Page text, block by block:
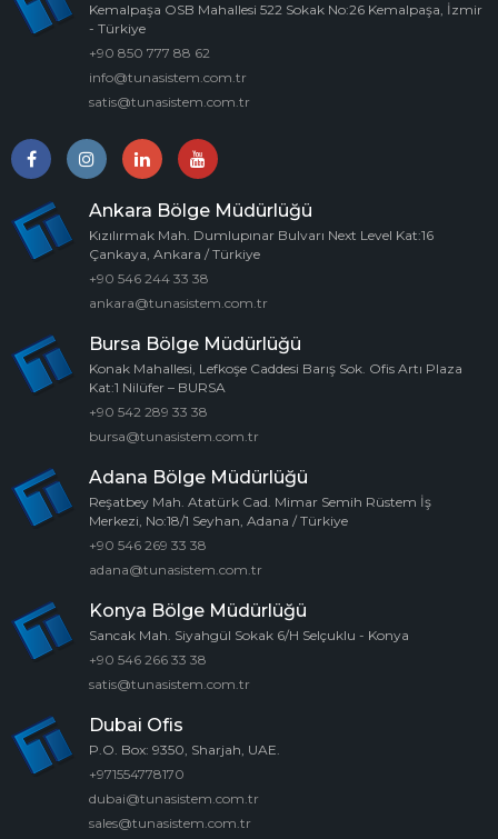
Kemalpaşa OSB Mahallesi 522 Sokak No:26 Kemalpaşa, İzmir
- Türkiye
+90 850 777 88 62
info@tunasistem.com.tr
satis@tunasistem.com.tr
Ankara Bölge Müdürlüğü
Kızılırmak Mah. Dumlupınar Bulvarı Next Level Kat:16
Çankaya, Ankara / Türkiye
+90 546 244 33 38
ankara@tunasistem.com.tr
Bursa Bölge Müdürlüğü
Konak Mahallesi, Lefkoşe Caddesi Barış Sok. Ofis Artı Plaza
Kat:1 Nilüfer – BURSA
+90 542 289 33 38
bursa@tunasistem.com.tr
Adana Bölge Müdürlüğü
Reşatbey Mah. Atatürk Cad. Mimar Semih Rüstem İş
Merkezi, No:18/1 Seyhan, Adana / Türkiye
+90 546 269 33 38
adana@tunasistem.com.tr
Konya Bölge Müdürlüğü
Sancak Mah. Siyahgül Sokak 6/H Selçuklu - Konya
+90 546 266 33 38
satis@tunasistem.com.tr
Dubai Ofis
P.O. Box: 9350, Sharjah, UAE.
+971554778170
dubai@tunasistem.com.tr
sales@tunasistem.com.tr